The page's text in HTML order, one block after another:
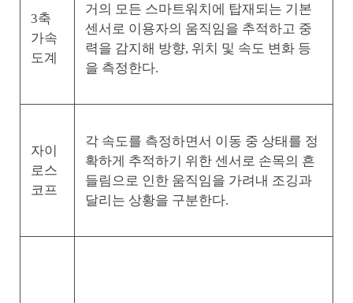
3축
가속
도계
거의 모든 스마트워치에 탑재되는 기본
센서로 이용자의 움직임을 추적하고 중
력을 감지해 방향, 위치 및 속도 변화 등
을 측정한다.
자이
로스
코프
각 속도를 측정하면서 이동 중 상태를 정
확하게 추적하기 위한 센서로 손목의 흔
들림으로 인한 움직임을 가려내 조깅과
달리는 상황을 구분한다.